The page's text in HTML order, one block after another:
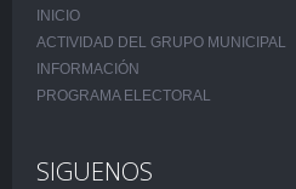
INICIO
ACTIVIDAD DEL GRUPO MUNICIPAL
INFORMACIÓN
PROGRAMA ELECTORAL
SIGUENOS